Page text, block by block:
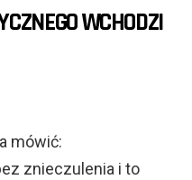
WCHODZI
mówić:
znieczulenia i to